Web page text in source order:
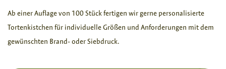
Ab einer Auflage von 100 Stück fertigen wir gerne personalisierte
Tortenkistchen für individuelle Größen und Anforderungen mit dem
gewünschten Brand- oder Siebdruck.